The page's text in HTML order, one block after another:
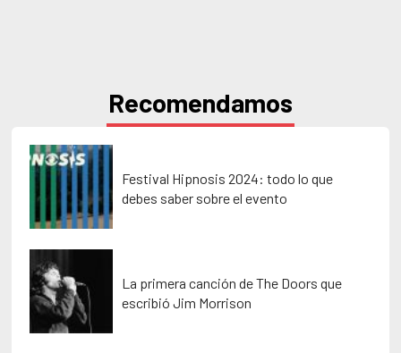
Recomendamos
Festival Hipnosis 2024: todo lo que
debes saber sobre el evento
La primera canción de The Doors que
escribió Jim Morrison